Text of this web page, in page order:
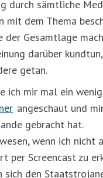
durch sämtliche
mit dem Thema
der Gesamtlage
darüber
getan.
ich mir mal ein
angeschaut und
gebracht hat.
wenn ich nicht
per Screencast zu
sich den